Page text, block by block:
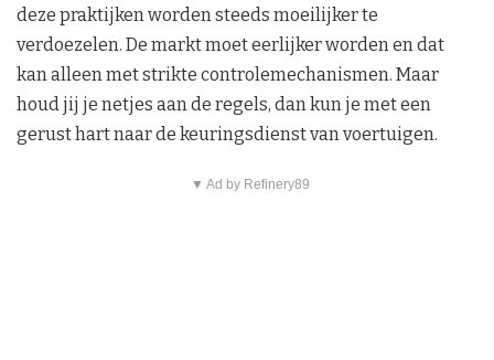
deze praktijken worden steeds moeilijker te
verdoezelen. De markt moet eerlijker worden en dat
kan alleen met strikte controlemechanismen. Maar
houd jij je netjes aan de regels, dan kun je met een
gerust hart naar de keuringsdienst van voertuigen.
▼ Ad by Refinery89